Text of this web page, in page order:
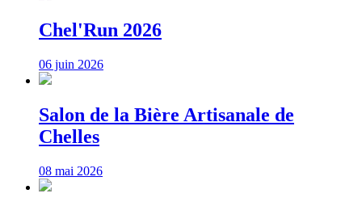
Chel'Run 2026
06 juin 2026
Salon de la Bière Artisanale de
Chelles
08 mai 2026